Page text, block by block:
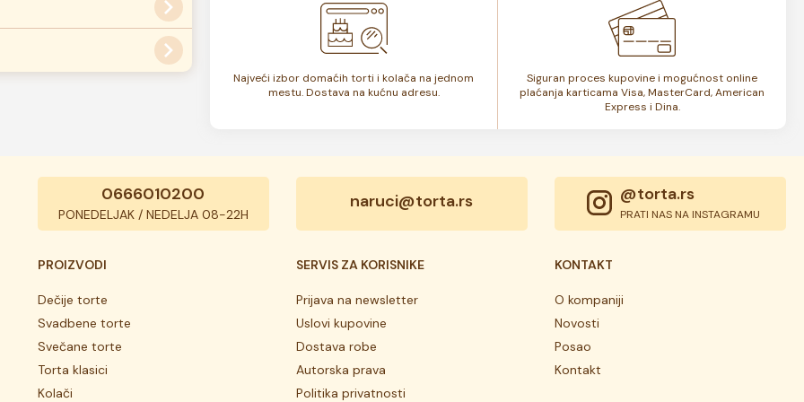
dostava može biti
ovde.
Najveći izbor domaćih torti i kolača na jednom
mestu. Dostava na kućnu adresu.
Siguran proces kupovine i mogućnost online
plaćanja karticama Visa, MasterCard, American
Express i Dina.
0666010200
PONEDELJAK / NEDELJA 08-22H
naruci@torta.rs @torta.rs
PRATI NAS NA INSTAGRAMU
PROIZVODI
Dečije torte
Svadbene torte
Svečane torte
Torta klasici
Kolači
SERVIS ZA KORISNIKE
Prijava na newsletter
Uslovi kupovine
Dostava robe
Autorska prava
Politika privatnosti
KONTAKT
O kompaniji
Novosti
Posao
Kontakt